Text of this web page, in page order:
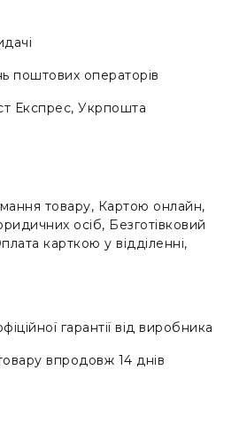
поштових операторів
Експрес, Укрпошта
товару, Картою онлайн,
осіб, Безготівковий
карткою у відділенні,
гарантії від виробника
впродовж 14 днів